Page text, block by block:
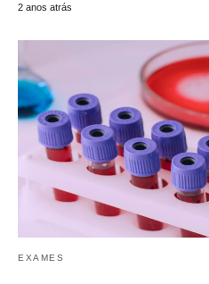
2 anos atrás
EXAMES